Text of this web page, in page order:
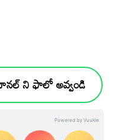
ని ఫాలో అవ్వండి